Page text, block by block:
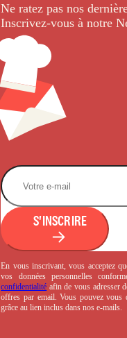
Ne ratez pas nos
Inscrivez-vous à notre
S'INSCRIRE
En vous inscrivant, vous acceptez
vos données personnelles
confidentialité afin de vous adresser
offres par email. Vous pouvez vous
grâce au lien inclus dans nos e-mails.